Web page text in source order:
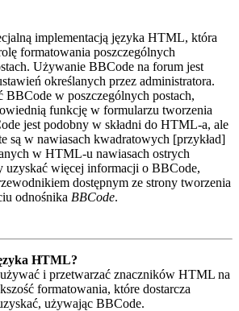
implementacją języka HTML, która
formatowania poszczególnych
Używanie BBCode na forum jest
określanych przez administratora.
BBCode w poszczególnych postach,
funkcję w formularzu tworzenia
jest podobny w składni do HTML-a, ale
są w nawiasach kwadratowych [przykład]
w HTML-u nawiasach ostrych
uzyskać więcej informacji o BBCode,
dostępnym ze strony tworzenia
odnośnika BBCode.
HTML?
i przetwarzać znaczników HTML na
formatowania, które dostarcza
używając BBCode.